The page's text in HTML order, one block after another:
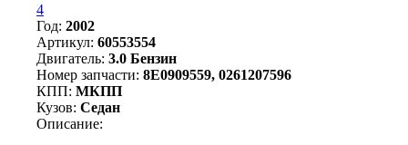
4
Год: 2002
Артикул: 60553554
Двигатель: 3.0 Бензин
Номер запчасти: 8E0909559, 0261207596
КПП: МКПП
Кузов: Седан
Описание: